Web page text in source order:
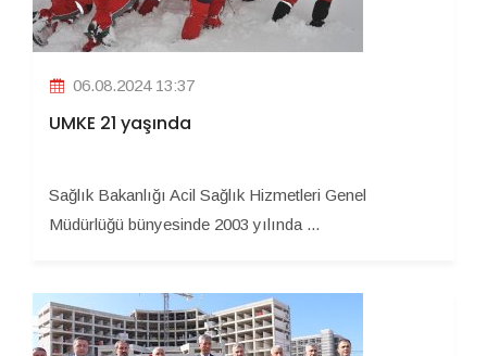
06.08.2024 13:37
UMKE 21 yaşında
Sağlık Bakanlığı Acil Sağlık Hizmetleri Genel
Müdürlüğü bünyesinde 2003 yılında ...